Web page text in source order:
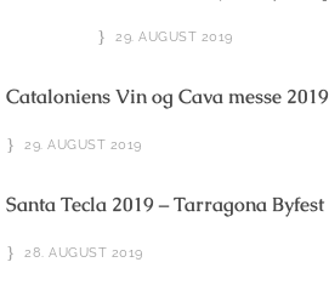
29. AUGUST 2019
Cataloniens Vin og Cava messe 2019
29. AUGUST 2019
Santa Tecla 2019 – Tarragona Byfest
28. AUGUST 2019